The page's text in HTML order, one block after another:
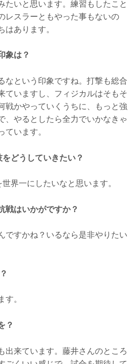
たいと思います。練習もしたこと
レスラーともやった事もないの
はあります。
象は？
なという印象ですね。打撃も総合
ていますし、フィジカルはそもそ
戦かやっていくうちに、もっと強
、やるとしたら全力でいかなきゃ
ています。
どうしていきたい？
界一にしたいなと思います。
戦はいかがですか？
ですかね？いるなら是非やりたい
す。
？
出来ています。藤井さんのところ